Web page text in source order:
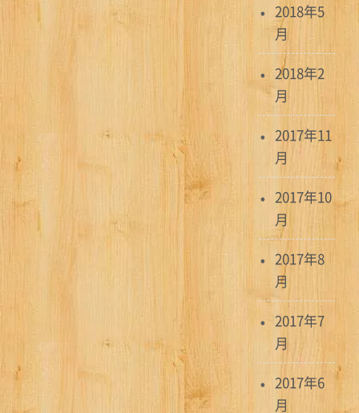
2018年5
月
2018年2
月
2017年11
月
2017年10
月
2017年8
月
2017年7
月
2017年6
月